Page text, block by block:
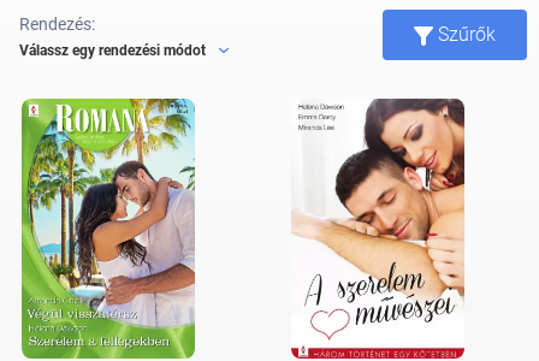
Rendezés:
Válassz egy rendezési módot
Szűrők